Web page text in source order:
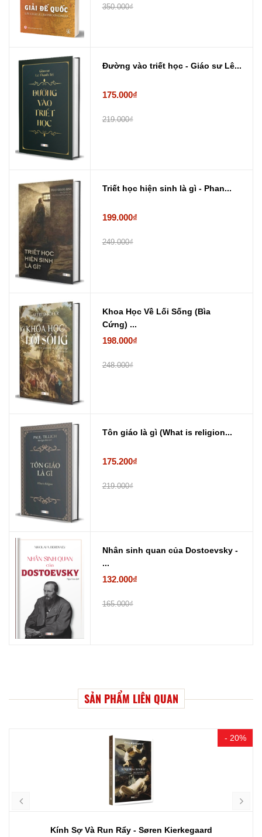
350.000₫
Đường vào triết học - Giáo sư Lê...
175.000₫
219.000₫
Triết học hiện sinh là gì - Phan...
199.000₫
249.000₫
Khoa Học Về Lối Sống (Bìa
Cứng) ...
198.000₫
248.000₫
Tôn giáo là gì (What is religion...
175.200₫
219.000₫
Nhân sinh quan của Dostoevsky -
...
132.000₫
165.000₫
SẢN PHẨM LIÊN QUAN
- 20%
Kính Sợ Và Run Rẩy - Søren Kierkegaard